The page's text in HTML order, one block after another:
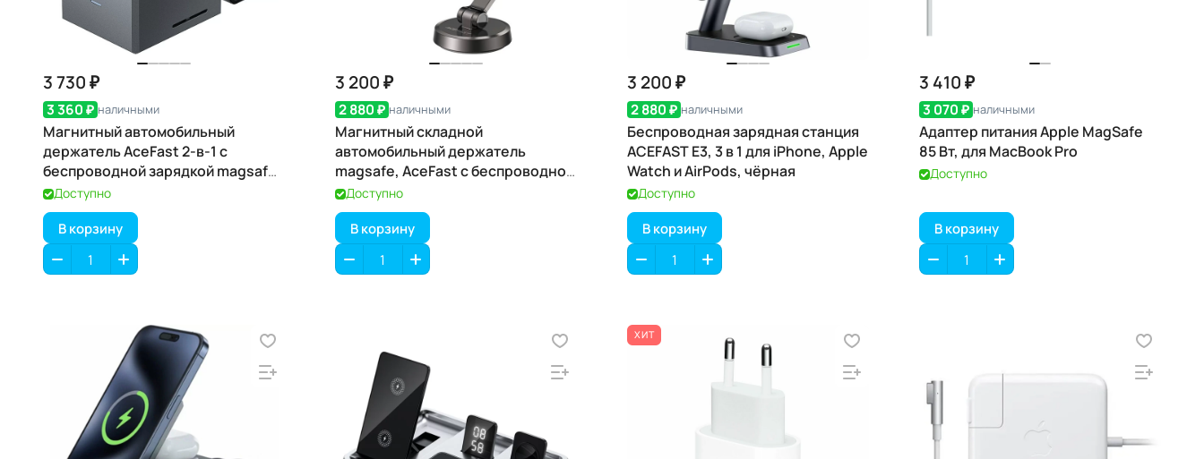
3 730 ₽
3 360 ₽ наличными
Магнитный автомобильный
держатель AceFast 2-в-1 с
беспроводной зарядкой magsafe,
17,5 Вт D18
Доступно
В корзину
3 200 ₽
2 880 ₽ наличными
Магнитный складной
автомобильный держатель
magsafe, AceFast с беспроводной
зарядкой 15 Вт D30
Доступно
В корзину
3 200 ₽
2 880 ₽ наличными
Беспроводная зарядная станция
ACEFAST E3, 3 в 1 для iPhone, Apple
Watch и AirPods, чёрная
Доступно
В корзину
3 410 ₽
3 070 ₽ наличными
Адаптер питания Apple MagSafe
85 Вт, для MacBook Pro
Доступно
В корзину
ХИТ